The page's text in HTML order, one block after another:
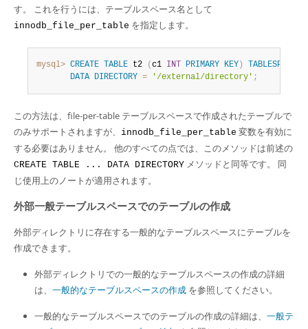
す。 これを行うには、テーブルスペース名として
innodb_file_per_table を指定します。
mysql> CREATE TABLE t2 ( c1 INT PRIMARY KEY ) TABLESPACE
DATA DIRECTORY = '/external/directory' ;
この方法は、file-per-table テーブルスペースで作成されたテーブルで
のみサポートされますが、
innodb_file_per_table 変数を有効に
する必要はありません。 他のすべての点では、このメソッドは前述の
CREATE TABLE ... DATA DIRECTORY メソッドと同等です。 同
じ使用上のノートが適用されます。
外部一般テーブルスペースでのテーブルの作成
外部ディレクトリに存在する一般的なテーブルスペースにテーブルを
作成できます。
外部ディレクトリでの一般的なテーブルスペースの作成の詳細
は、 一般的なテーブルスペースの作成 を参照してください。
一般的なテーブルスペースでのテーブルの作成の詳細は、 一般テ